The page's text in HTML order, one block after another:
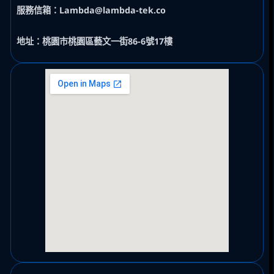
服務信箱：Lambda@lambda-tek.co
地址：桃園市桃園區藝文一街86-6號17樓